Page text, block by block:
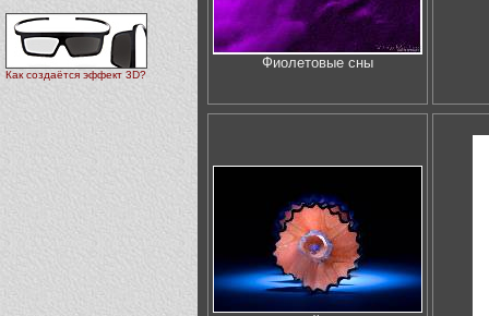
Как создаётся эффект 3D?
Фиолетовые сны